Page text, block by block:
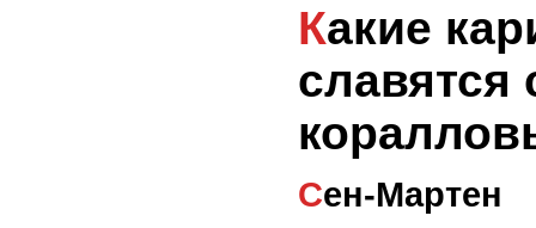
Какие карибские острова
славятся
Сен-Мартен